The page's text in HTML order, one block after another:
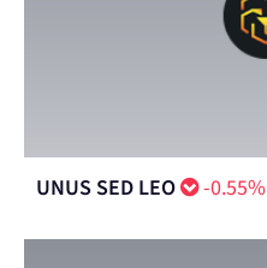
UNUS SED LEO -0.55%